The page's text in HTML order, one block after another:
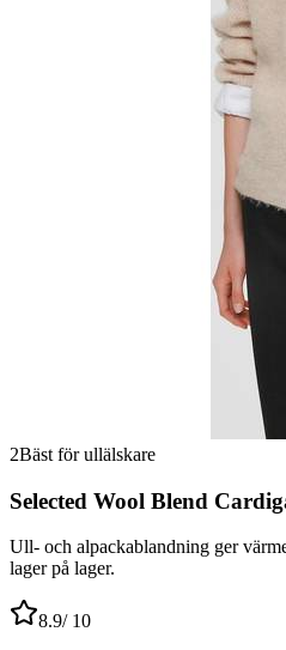
2Bäst för ullälskare
Selected Wool Blend
Ull- och alpackablandning ger
lager på lager.
8.9/ 10